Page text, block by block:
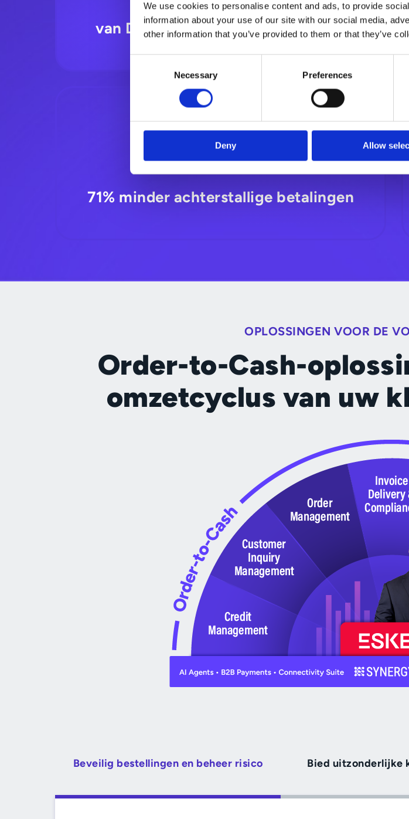
We use cookies to personalise content and ads, to provide
information about your use of our site with our social media,
other information that you’ve provided to them or that they’ve
Necessary Preferences
Deny Allow
10–25% verlaging
van DSO (Days Sales Outstanding)
71% minder achterstallige betalingen
OPLOSSINGEN VOOR DE
Order-to-Cash-
omzetcyclus van uw
Beveilig bestellingen en beheer risico Bied uitzonderlijke